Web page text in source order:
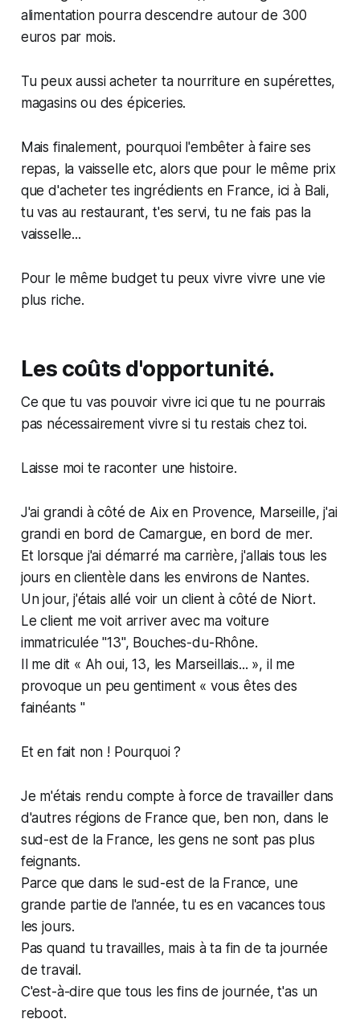
alimentation pourra descendre autour de 300
euros par mois.
Tu peux aussi acheter ta nourriture en supérettes,
magasins ou des épiceries.
Mais finalement, pourquoi l'embêter à faire ses
repas, la vaisselle etc, alors que pour le même prix
que d'acheter tes ingrédients en France, ici à Bali,
tu vas au restaurant, t'es servi, tu ne fais pas la
vaisselle...
Pour le même budget tu peux vivre vivre une vie
plus riche.
Les coûts d'opportunité.
Ce que tu vas pouvoir vivre ici que tu ne pourrais
pas nécessairement vivre si tu restais chez toi.
Laisse moi te raconter une histoire.
J'ai grandi à côté de Aix en Provence, Marseille, j'ai
grandi en bord de Camargue, en bord de mer.
Et lorsque j'ai démarré ma carrière, j'allais tous les
jours en clientèle dans les environs de Nantes.
Un jour, j'étais allé voir un client à côté de Niort.
Le client me voit arriver avec ma voiture
immatriculée "13", Bouches-du-Rhône.
Il me dit « Ah oui, 13, les Marseillais... », il me
provoque un peu gentiment « vous êtes des
fainéants "
Et en fait non ! Pourquoi ?
Je m'étais rendu compte à force de travailler dans
d'autres régions de France que, ben non, dans le
sud-est de la France, les gens ne sont pas plus
feignants.
Parce que dans le sud-est de la France, une
grande partie de l'année, tu es en vacances tous
les jours.
Pas quand tu travailles, mais à ta fin de ta journée
de travail.
C'est-à-dire que tous les fins de journée, t'as un
reboot.